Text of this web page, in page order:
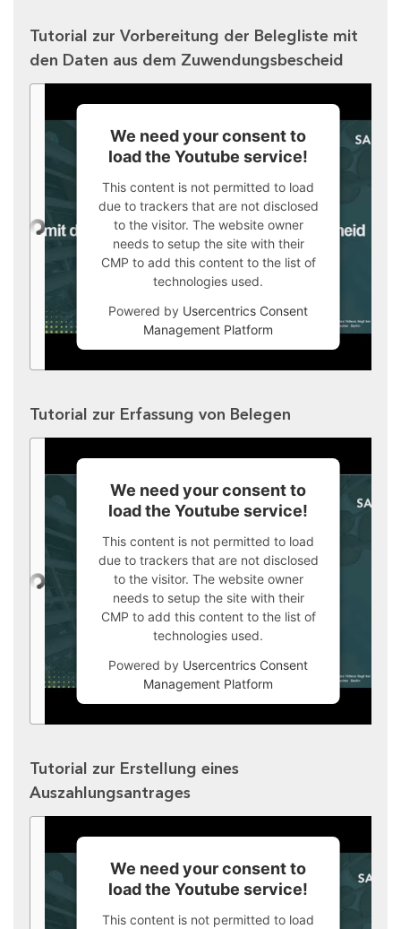
Tutorial zur Vorbereitung der Belegliste mit
den Daten aus dem Zuwendungsbescheid
We need your consent to
load the Youtube service!
This content is not permitted to load
due to trackers that are not disclosed
to the visitor. The website owner
needs to setup the site with their
CMP to add this content to the list of
technologies used.
Powered by Usercentrics Consent
Management Platform
Tutorial zur Erfassung von Belegen
We need your consent to
load the Youtube service!
This content is not permitted to load
due to trackers that are not disclosed
to the visitor. The website owner
needs to setup the site with their
CMP to add this content to the list of
technologies used.
Powered by Usercentrics Consent
Management Platform
Tutorial zur Erstellung eines
Auszahlungsantrages
We need your consent to
load the Youtube service!
This content is not permitted to load